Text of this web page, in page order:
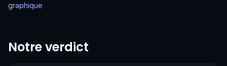
graphique
Notre verdict